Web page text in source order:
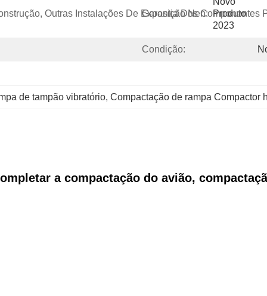
Outras Instalações De Exposição Nen: Produto
2023
Garantia Dos Componentes
Condição:
de tampão vibratório, Compactação de rampa Compactor
a compactação do avião,